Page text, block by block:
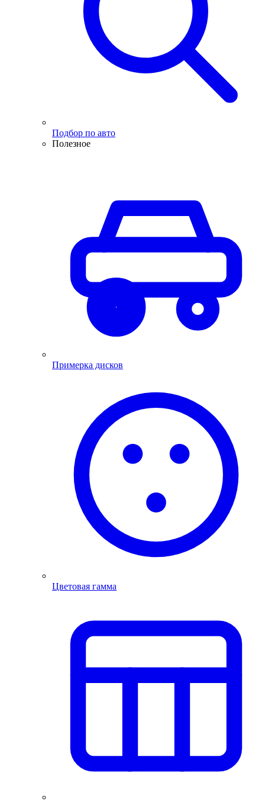
Подбор по авто
Полезное
Примерка дисков
Цветовая гамма